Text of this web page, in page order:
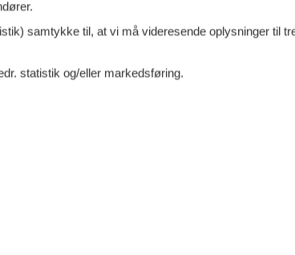
Hyggeligt og
samtykke til, at vi må videresende oplysninger til
statistik og/eller markedsføring.